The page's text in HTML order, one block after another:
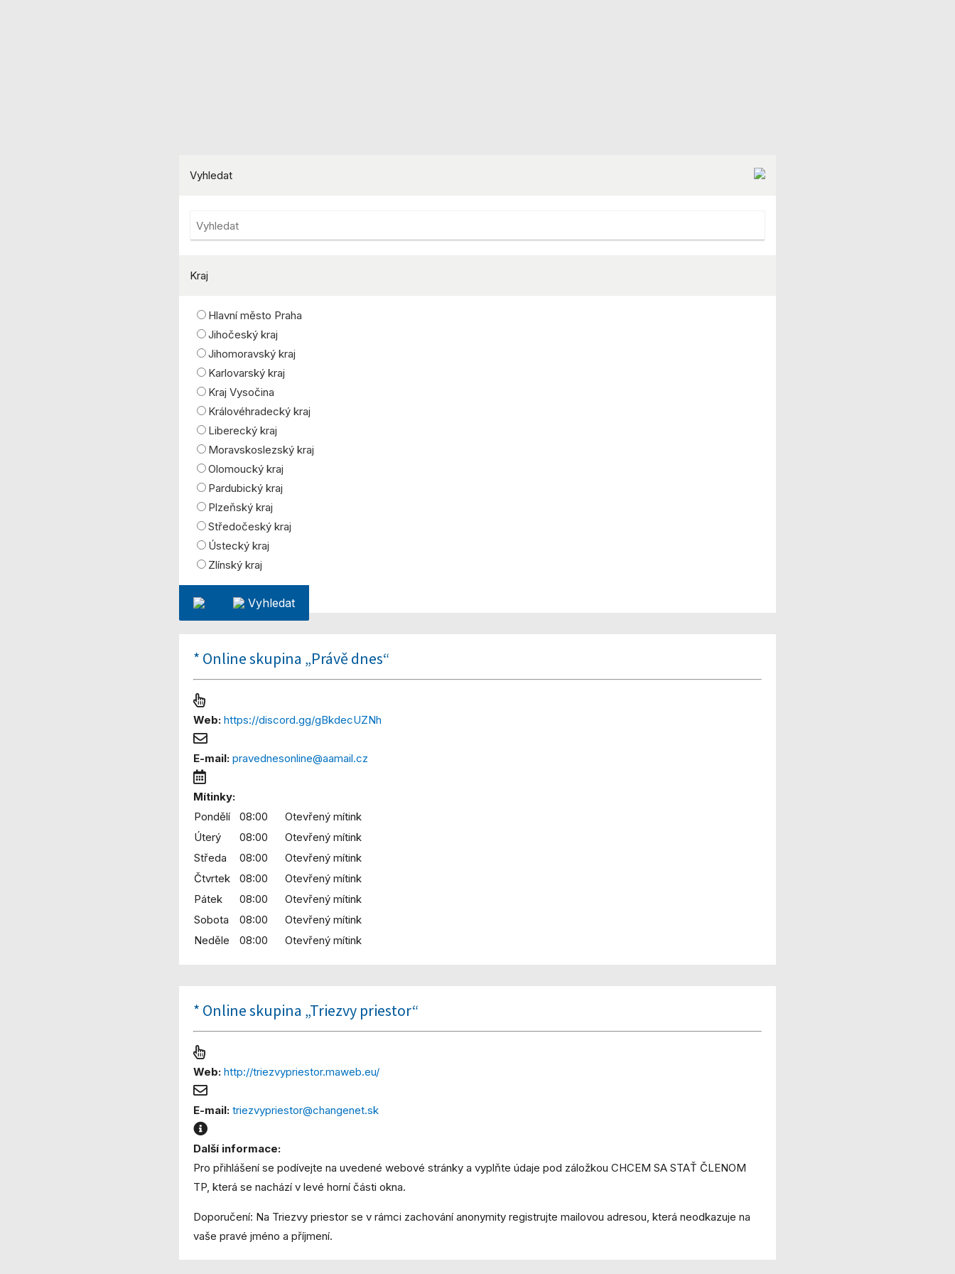
Vyhledat
Kraj
Hlavní město Praha
Jihočeský kraj
Jihomoravský kraj
Karlovarský kraj
Kraj Vysočina
Královéhradecký kraj
Liberecký kraj
Moravskoslezský kraj
Olomoucký kraj
Pardubický kraj
Plzeňský kraj
Středočeský kraj
Ústecký kraj
Zlínský kraj
Vyhledat
* Online skupina „Právě dnes“
Web: https://discord.gg/gBkdecUZNh
E-mail: pravednesonline@aamail.cz
Mítinky:
Pondělí
08:00
Otevřený mítink
Úterý
08:00
Otevřený mítink
Středa
08:00
Otevřený mítink
Čtvrtek
08:00
Otevřený mítink
Pátek
08:00
Otevřený mítink
Sobota
08:00
Otevřený mítink
Neděle
08:00 Otevřený mítink
* Online skupina „Triezvy priestor“
Web: http://triezvypriestor.maweb.eu/
E-mail: triezvypriestor@changenet.sk
Další informace:
Pro přihlášení se podívejte na uvedené webové stránky a vyplňte údaje pod záložkou CHCEM SA STAŤ ČLENOM
TP, která se nachází v levé horní části okna.
Doporučení: Na Triezvy priestor se v rámci zachování anonymity registrujte mailovou adresou, která neodkazuje na
vaše pravé jméno a příjmení.